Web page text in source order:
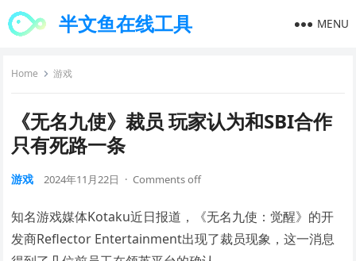
半文鱼在线工具 MENU
Home 游戏
《无名九使》裁员 玩家认为和SBI合作
只有死路一条
游戏 2024年11月22日 · Comments off
知名游戏媒体Kotaku近日报道，《无名九使：觉醒》的开
发商Reflector Entertainment出现了裁员现象，这一消息